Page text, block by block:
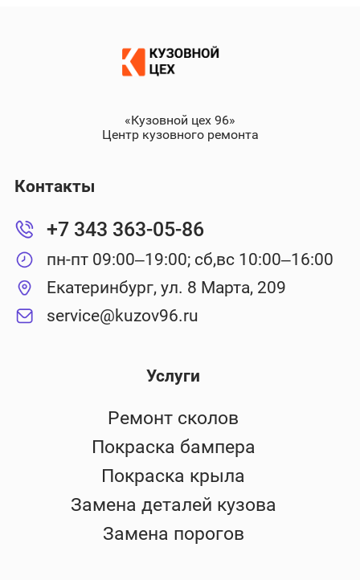
«Кузовной цех 96»
Центр кузовного ремонта
Услуги
Ремонт сколов
Покраска бампера
Покраска крыла
Замена деталей кузова
Замена порогов
Контакты
+7 343 363-05-86
пн-пт 09:00–19:00; сб,вс 10:00–16:00
Екатеринбург, ул. 8 Марта, 209
service@kuzov96.ru